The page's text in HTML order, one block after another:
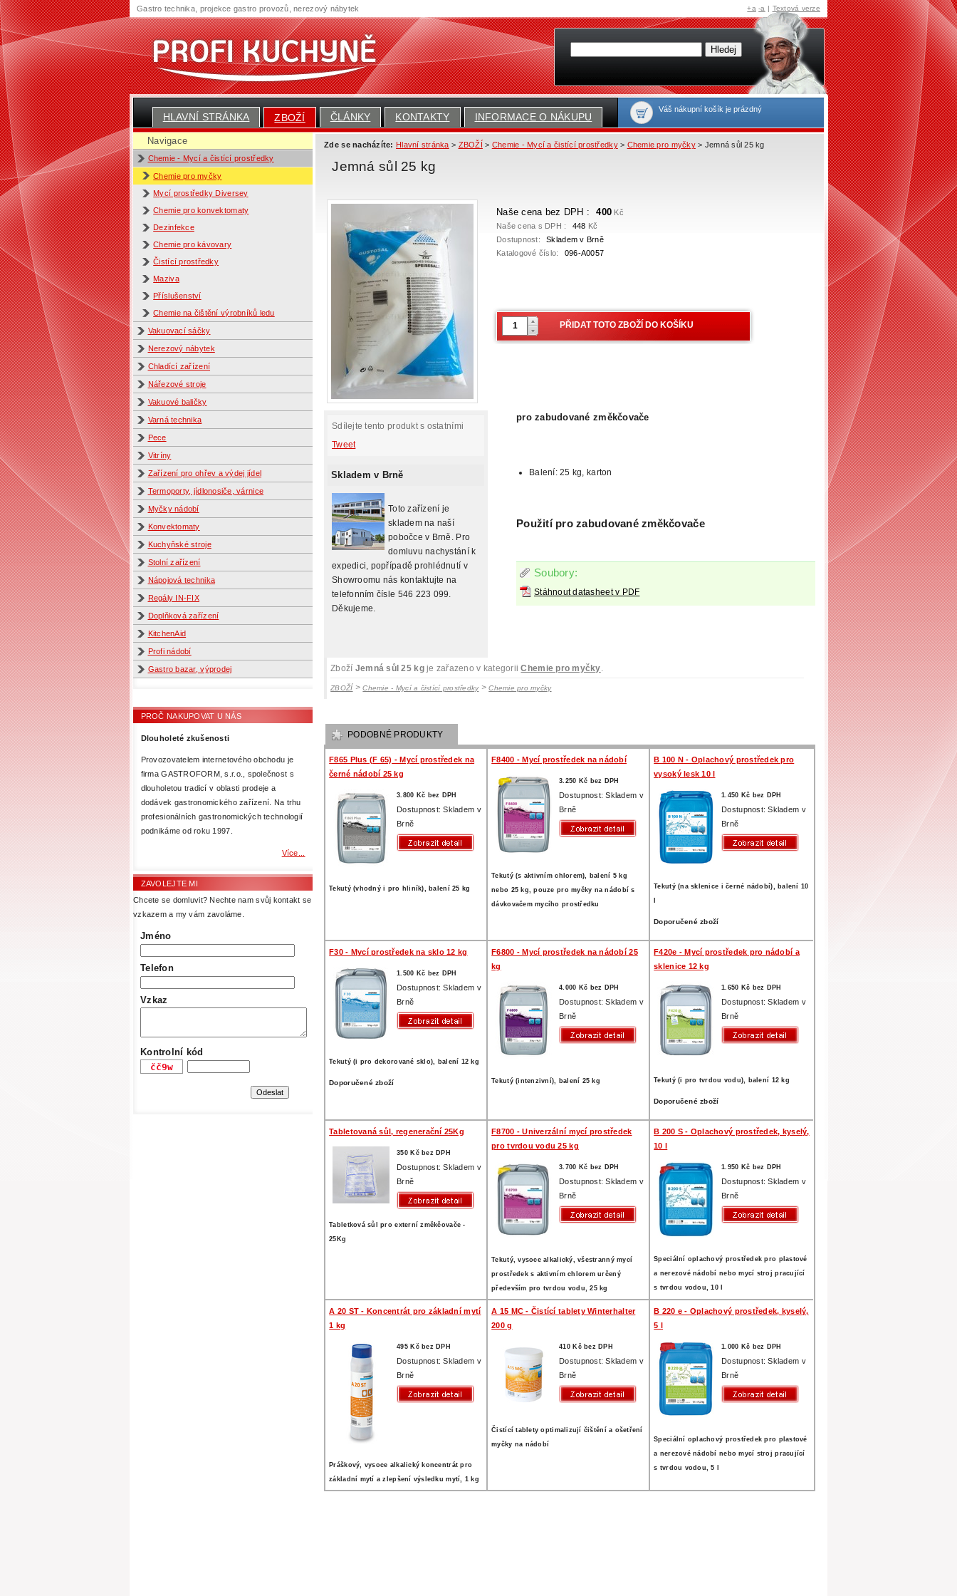
HLAVNÍ STRÁNKA ZBOŽÍ ČLÁNKY KONTAKTY INFORMACE O NÁKUPU
Váš nákupní košík je prázdný
Navigace
Chemie - Mycí a čistící prostředky
Chemie pro myčky
Mycí prostředky Diversey
Chemie pro konvektomaty
Dezinfekce
Chemie pro kávovary
Čistící prostředky
Maziva
Příslušenství
Chemie na čištění výrobníků ledu
Vakuovací sáčky
Nerezový nábytek
Chladící zařízení
Nářezové stroje
Vakuové baličky
Varná technika
Pece
Vitríny
Zařízení pro ohřev a výdej jídel
Termoporty, jídlonosiče, várnice
Myčky nádobí
Konvektomaty
Kuchyňské stroje
Stolní zařízení
Nápojová technika
Regály IN-FIX
Doplňková zařízení
KitchenAid
Profi nádobí
Gastro bazar, výprodej
PROČ NAKUPOVAT U NÁS
Dlouholeté zkušenosti
Provozovatelem internetového obchodu je
firma GASTROFORM, s.r.o., společnost s
dlouholetou tradicí v oblasti prodeje a
dodávek gastronomického zařízení. Na trhu
profesionálních gastronomických technologií
podnikáme od roku 1997.
Více...
ZAVOLEJTE MI
Chcete se domluvit? Nechte nam svůj kontakt se
vzkazem a my vám zavoláme.
Jméno
Telefon
Vzkaz
Kontrolní kód
Zde se nacházíte: Hlavní stránka > ZBOŽÍ > Chemie - Mycí a čistící prostředky> Chemie pro myčky> Jemná sůl 25 kg
Jemná sůl 25 kg
Naše cena bez DPH : 400 Kč
Naše cena s DPH :
448 Kč
Dostupnost:
Skladem v Brně
Katalogové číslo:
096-A0057
Sdílejte tento produkt s ostatními
Tweet
Skladem v Brně
Toto zařízení je
skladem na naší
pobočce v Brně. Pro
domluvu nachystání k
expedici, popřípadě prohlédnutí v
Showroomu nás kontaktujte na
telefonním čísle 546 223 099.
Děkujeme.
pro zabudované změkčovače
Balení: 25 kg, karton
Použitípro zabudované změkčovače
Soubory:
Stáhnout datasheet v PDF
Zboží Jemná sůl 25 kgje zařazeno v kategoriiChemie pro myčky.
ZBOŽÍ >Chemie - Mycí a čistící prostředky>Chemie pro myčky
PODOBNÉ PRODUKTY
F865 Plus (F 65) - Mycí prostředek na
černé nádobí 25 kg
3.800 Kč bez DPH
Dostupnost: Skladem v
Brně
Tekutý (vhodný i pro hliník), balení 25 kg
F8400 - Mycí prostředek na nádobí
3.250 Kč bez DPH
Dostupnost: Skladem v
Brně
Tekutý (s aktivním chlorem), balení 5 kg
nebo 25 kg, pouze pro myčky na nádobí s
dávkovačem mycího prostředku
B 100 N - Oplachový prostředek pro
vysoký lesk 10 l
1.450 Kč bez DPH
Dostupnost: Skladem v
Brně
Tekutý (na sklenice i černé nádobí), balení 10
Doporučené zboží
F30 - Mycí prostředek na sklo 12 kg
1.500 Kč bez DPH
Dostupnost: Skladem v
Brně
Tekutý (i pro dekorované sklo), balení 12 kg
Doporučené zboží
F6800 - Mycí prostředek na nádobí 25
kg
4.000 Kč bez DPH
Dostupnost: Skladem v
Brně
Tekutý (intenzivní), balení 25 kg
F420e - Mycí prostředek pro nádobí a
sklenice 12 kg
1.650 Kč bez DPH
Dostupnost: Skladem v
Brně
Tekutý (i pro tvrdou vodu), balení 12 kg
Doporučené zboží
Tabletovaná sůl, regenerační 25Kg
350 Kč bez DPH
Dostupnost: Skladem v
Brně
Tabletková sůl pro externí změkčovače -
25Kg
F8700 - Univerzální mycí prostředek
pro tvrdou vodu 25 kg
3.700 Kč bez DPH
Dostupnost: Skladem v
Brně
Tekutý, vysoce alkalický, všestranný mycí
prostředek s aktivním chlorem určený
především pro tvrdou vodu, 25 kg
B 200 S - Oplachový prostředek, kyselý,
10 l
1.950 Kč bez DPH
Dostupnost: Skladem v
Brně
Speciální oplachový prostředek pro plastové
a nerezové nádobí nebo mycí stroj pracující
s tvrdou vodou, 10 l
A 20 ST - Koncentrát pro základní mytí
1 kg
495 Kč bez DPH
Dostupnost: Skladem v
Brně
Práškový, vysoce alkalický koncentrát pro
základní mytí a zlepšení výsledku mytí, 1 kg
A 15 MC - Čistící tablety Winterhalter
200 g
410 Kč bez DPH
Dostupnost: Skladem v
Brně
Čistící tablety optimalizují čištění a ošetření
myčky na nádobí
B 220 e - Oplachový prostředek, kyselý,
5 l
1.000 Kč bez DPH
Dostupnost: Skladem v
Brně
Speciální oplachový prostředek pro plastové
a nerezové nádobí nebo mycí stroj pracující
s tvrdou vodou, 5 l
Gastro technika, projekce gastro provozů, nerezový nábytek +a -a | Textová verze